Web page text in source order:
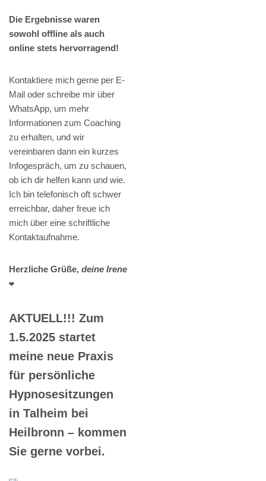
Die Ergebnisse waren
sowohl offline als auch
online stets hervorragend!
Kontaktiere mich gerne per E-
Mail oder schreibe mir über
WhatsApp, um mehr
Informationen zum Coaching
zu erhalten, und wir
vereinbaren dann ein kurzes
Infogespräch, um zu schauen,
ob ich dir helfen kann und wie.
Ich bin telefonisch oft schwer
erreichbar, daher freue ich
mich über eine schriftliche
Kontaktaufnahme.
Herzliche Grüße, deine Irene
❤️
AKTUELL!!! Zum
1.5.2025 startet
meine neue Praxis
für persönliche
Hypnosesitzungen
in Talheim bei
Heilbronn – kommen
Sie gerne vorbei.